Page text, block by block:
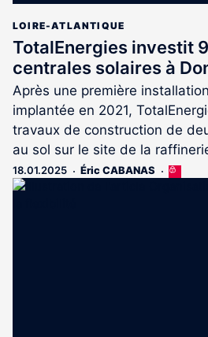
LOIRE-ATLANTIQUE
TotalEnergies investit
centrales solaires à
Après une première
implantée en 2021,
travaux de construction de
au sol sur le site de la
18.01.2025 Éric CABANAS
Cet